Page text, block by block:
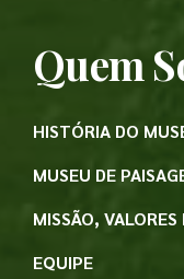
Quem
HISTÓRIA DO
MUSEU DE
MISSÃO,
EQUIPE